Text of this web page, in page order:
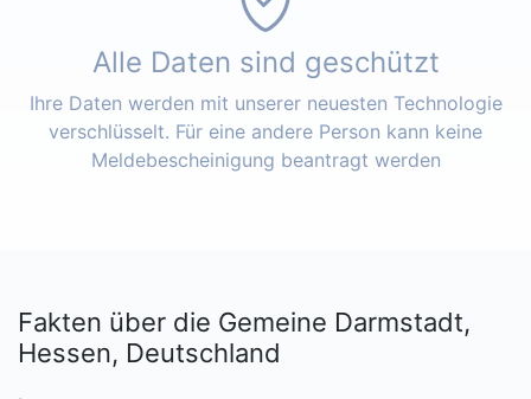
Alle Daten sind geschützt
Ihre Daten werden mit unserer neuesten Technologie
verschlüsselt. Für eine andere Person kann keine
Meldebescheinigung beantragt werden
Fakten über die Gemeine Darmstadt,
Hessen, Deutschland